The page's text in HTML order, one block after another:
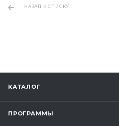
НАЗАД К СПИСКУ
КАТАЛОГ
ПРОГРАММЫ